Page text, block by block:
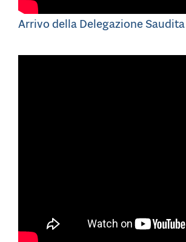
Arrivo della Delegazione Saudita